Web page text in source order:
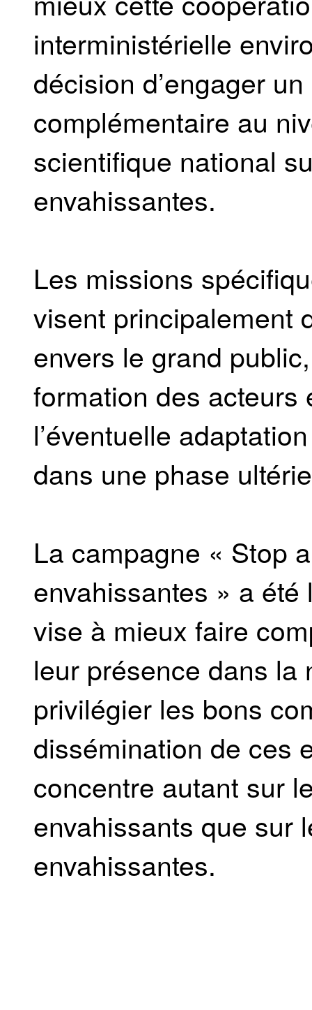
interministérielle
décision d’engager
complémentaire au
scientifique national
envahissantes.
Les missions
visent principalement
envers le grand
formation des
l’éventuelle
dans une phase
La campagne « Stop
envahissantes » a été
vise à mieux faire
leur présence dans la
privilégier les bons
dissémination de ces
concentre autant sur
envahissants que sur
envahissantes.